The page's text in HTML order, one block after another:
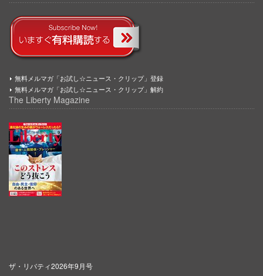
無料メルマガ「お試し☆ニュース・クリップ」登録
無料メルマガ「お試し☆ニュース・クリップ」解約
The Liberty Magazine
ザ・リバティ2026年9月号